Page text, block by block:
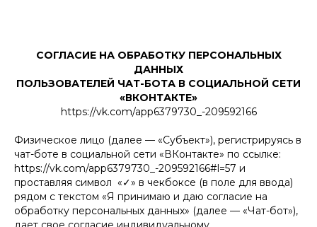
СОГЛАСИЕ НА ОБРАБОТКУ ПЕРСОНАЛЬНЫХ
ДАННЫХ
ПОЛЬЗОВАТЕЛЕЙ ЧАТ-БОТА В СОЦИАЛЬНОЙ СЕТИ
«ВКОНТАКТЕ»
https://vk.com/app6379730_-209592166
Физическое лицо (далее — «Субъект»), регистрируясь в
чат-боте в социальной сети «ВКонтакте» по ссылке:
https://vk.com/app6379730_-209592166#l=57 и
проставляя символ «✓» в чекбоксе (в поле для ввода)
рядом с текстом «Я принимаю и даю согласие на
обработку персональных данных» (далее — «Чат-бот»),